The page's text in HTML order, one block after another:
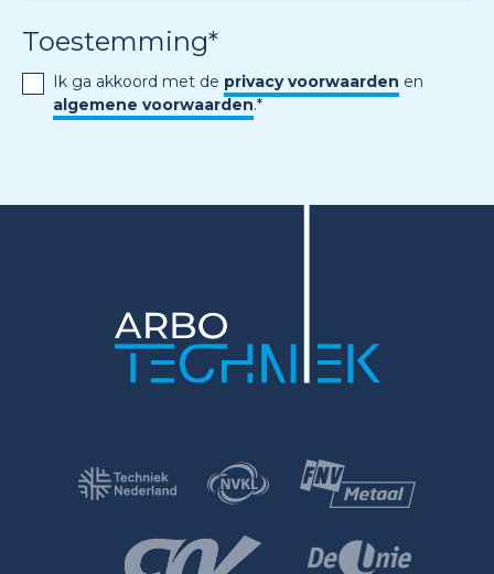
Toestemming*
Ik ga akkoord met de privacy voorwaarden en
algemene voorwaarden.*